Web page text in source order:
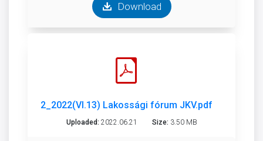
Download
2_2022(VI.13) Lakossági fórum JKV.pdf
Uploaded: 2022.06.21 Size: 3.50 MB